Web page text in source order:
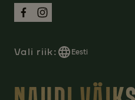
Vali riik: Eesti